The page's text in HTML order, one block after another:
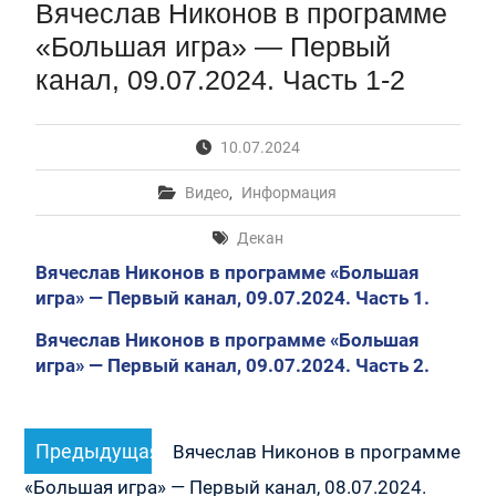
Первый канал, 28.07.2026. Часть 1-3
Вячеслав Никонов в программе «Большая игра» —
Первый канал, 27.07.2026. Часть 1-2
Конкурсные списки лиц, прошедших
М.В.Ломоносова в 2026 году по каждому
конкурсу (ранжированные списки поступающих)
Вячеслав Никонов в программе «Большая игра» —
Первый канал, 24.07.2026. Часть 1-2
Вячеслав Никонов в программе «Большая игра» —
Первый канал, 06.08.2026. Часть 1-3
Вячеслав Никонов в программе
«Большая игра» — Первый
канал, 09.07.2024. Часть 1-2
10.07.2024
Видео, Информация
Декан
Вячеслав Никонов в программе «Большая
игра» — Первый канал, 09.07.2024. Часть 1.
Вячеслав Никонов в программе «Большая
игра» — Первый канал, 09.07.2024. Часть 2.
Навигация
по
записям
Предыдущая
запись:
Вячеслав Никонов в программе
«Большая игра» — Первый канал, 08.07.2024.